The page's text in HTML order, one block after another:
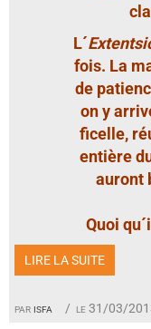
par isfa le 31/03/
L´
fois. La
de
on y
ficelle,
entière
auront
Quoi
LIRE LA SUITE